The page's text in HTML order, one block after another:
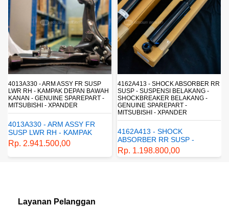
4013A330 - ARM ASSY FR SUSP
LWR RH - KAMPAK DEPAN BAWAH
KANAN - GENUINE SPAREPART -
MITSUBISHI - XPANDER
4013A330 - ARM ASSY FR
SUSP LWR RH - KAMPAK
DEPAN BAWAH KANAN -
GENUINE SPAREPART -
MITSUBISHI - XPANDER
Rp. 2.941.500,00
4162A413 - SHOCK ABSORBER RR
SUSP - SUSPENSI BELAKANG -
SHOCKBREAKER BELAKANG -
GENUINE SPAREPART -
MITSUBISHI - XPANDER
4162A413 - SHOCK
ABSORBER RR SUSP -
SUSPENSI BELAKANG -
SHOCKBREAKER BELAKANG
Rp. 1.198.800,00
Layanan Pelanggan